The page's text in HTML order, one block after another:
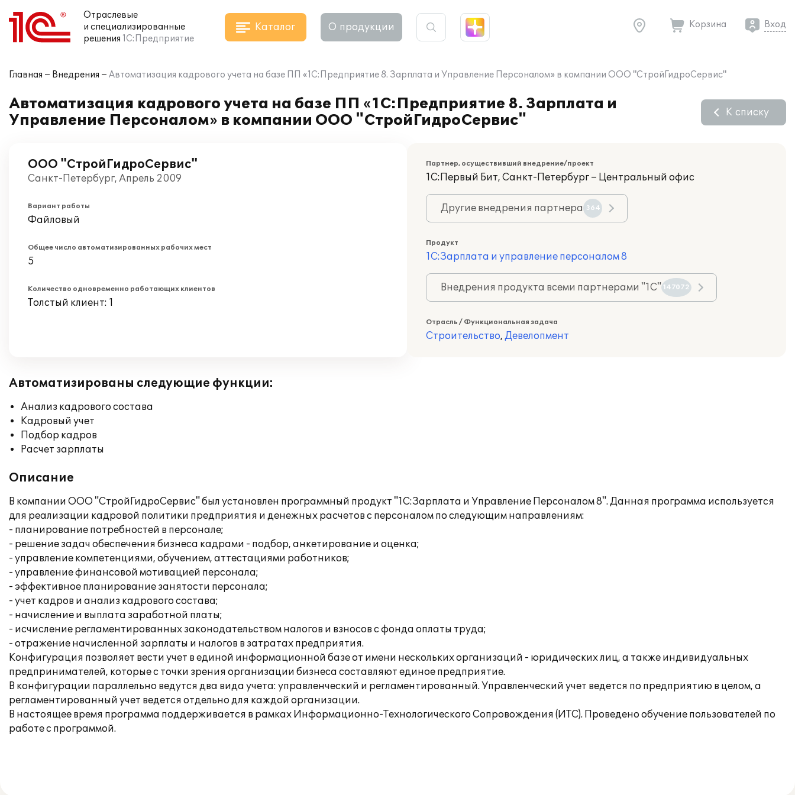
Отраслевые
и специализированные
решения 1С:Предприятие
Каталог О продукции Корзина Вход
Главная Внедрения Автоматизация кадрового учета на базе ПП «1С:Предприятие 8. Зарплата и Управление Персоналом» в компании ООО "СтройГидроСервис"
Автоматизация кадрового учета на базе ПП «1С:Предприятие 8. Зарплата и
Управление Персоналом» в компании ООО "СтройГидроСервис"
К списку
ООО "СтройГидроСервис"
Санкт-Петербург, Апрель 2009
Вариант работы
Файловый
Общее число автоматизированных рабочих мест
5
Количество одновременно работающих клиентов
Толстый клиент: 1
Партнер, осуществивший внедрение/проект
1С:Первый Бит, Санкт-Петербург – Центральный офис
Другие внедрения партнера 364
Продукт
1С:Зарплата и управление персоналом 8
Внедрения продукта всеми партнерами "1С" 147072
Отрасль / Функциональная задача
Строительство, Девелопмент
Автоматизированы следующие функции:
Анализ кадрового состава
Кадровый учет
Подбор кадров
Расчет зарплаты
Описание
В компании ООО "СтройГидроСервис" был установлен программный продукт "1С:Зарплата и Управление Персоналом 8". Данная программа используется
для реализации кадровой политики предприятия и денежных расчетов с персоналом по следующим направлениям:
- планирование потребностей в персонале;
- решение задач обеспечения бизнеса кадрами - подбор, анкетирование и оценка;
- управление компетенциями, обучением, аттестациями работников;
- управление финансовой мотивацией персонала;
- эффективное планирование занятости персонала;
- учет кадров и анализ кадрового состава;
- начисление и выплата заработной платы;
- исчисление регламентированных законодательством налогов и взносов с фонда оплаты труда;
- отражение начисленной зарплаты и налогов в затратах предприятия.
Конфигурация позволяет вести учет в единой информационной базе от имени нескольких организаций - юридических лиц, а также индивидуальных
предпринимателей, которые с точки зрения организации бизнеса составляют единое предприятие.
В конфигурации параллельно ведутся два вида учета: управленческий и регламентированный. Управленческий учет ведется по предприятию в целом, а
регламентированный учет ведется отдельно для каждой организации.
В настоящее время программа поддерживается в рамках Информационно-Технологического Сопровождения (ИТС). Проведено обучение пользователей по
работе с программой.